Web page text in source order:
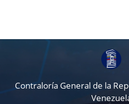
Contraloría General de la